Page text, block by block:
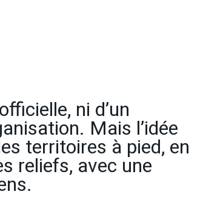
ni d’un
Mais l’idée
territoires à pied, en
reliefs, avec une